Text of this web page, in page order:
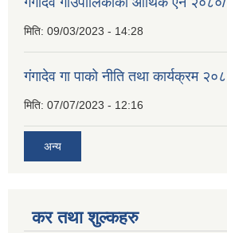
मिति: 09/03/2023 - 14:28
गंगादेव गा पाको नीति तथा कार्यक्रम
मिति: 07/07/2023 - 12:16
अन्य
कर तथा शुल्कहरु